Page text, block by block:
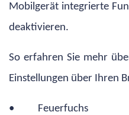
Mobilgerät integrierte
deaktivieren.
So erfahren Sie mehr
Einstellungen über Ihren
• Feuerfuchs